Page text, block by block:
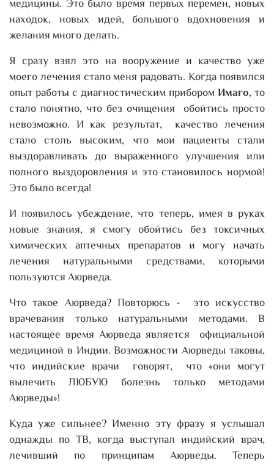
медицины. Это было время первых перемен, новых
находок, новых идей, большого вдохновения и
желания много делать.
Я сразу взял это на вооружение и качество уже
моего лечения стало меня радовать. Когда появился
опыт работы с диагностическим приборомИмаго, то
стало понятно, что без очищения обойтись просто
невозможно. И как результат, качество лечения
стало столь высоким, что мои пациенты стали
выздоравливать до выраженного улучшения или
полного выздоровления и это становилось нормой!
Это было всегда!
И появилось убеждение, что теперь, имея в руках
новые знания, я смогу обойтись без токсичных
химических аптечных препаратов и могу начать
лечения натуральными средствами, которыми
пользуются Аюрведа.
Что такое Аюрведа? Повторюсь - это искусство
врачевания только натуральными методами. В
настоящее время Аюрведа является официальной
медициной в Индии. Возможности Аюрведы таковы,
что индийские врачи говорят, что «они могут
вылечить ЛЮБУЮ болезнь только методами
Аюрведы»!
Куда уже сильнее? Именно эту фразу я услышал
однажды по ТВ, когда выступал индийский врач,
лечивший по принципам Аюрведы. Теперь